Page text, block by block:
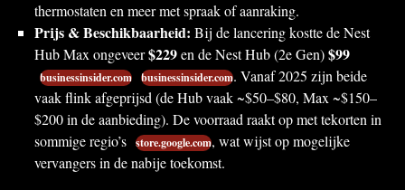
thermostaten en meer met spraak of aanraking.
Prijs & Beschikbaarheid: Bij de lancering kostte de Nest
Hub Max ongeveer$229en de Nest Hub (2e Gen)$99
businessinsider.com businessinsider.com. Vanaf 2025 zijn beide
vaak flink afgeprijsd (de Hub vaak ~$50–$80, Max ~$150–
$200 in de aanbieding). De voorraad raakt op met tekorten in
sommige regio’s store.google.com, wat wijst op mogelijke
vervangers in de nabije toekomst.